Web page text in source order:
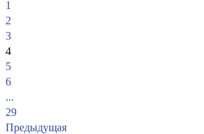
1
2
3
4
5
6
...
29
Предыдущая